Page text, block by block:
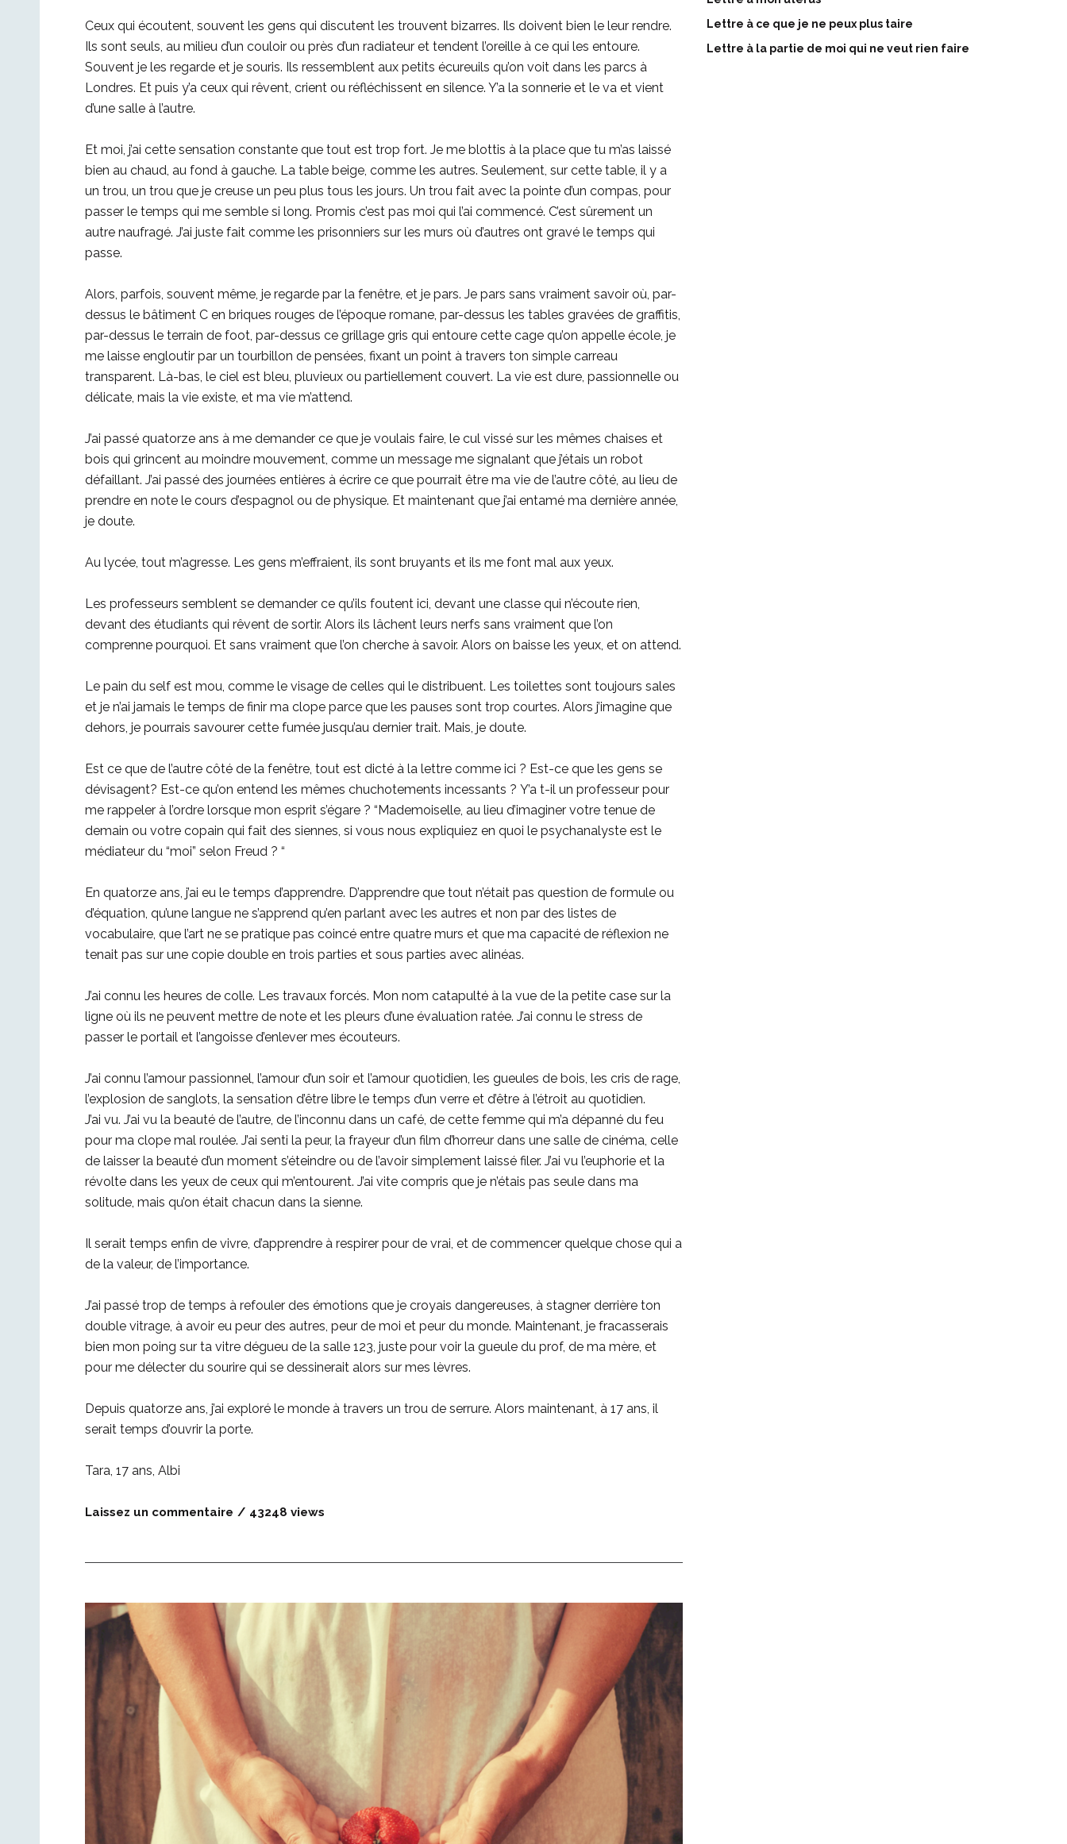
Ceux qui écoutent, souvent les gens qui discutent les trouvent bizarres. Ils doivent bien le leur rendre.
Ils sont seuls, au milieu d’un couloir ou près d’un radiateur et tendent l’oreille à ce qui les entoure.
Souvent je les regarde et je souris. Ils ressemblent aux petits écureuils qu’on voit dans les parcs à
Londres. Et puis y’a ceux qui rêvent, crient ou réfléchissent en silence. Y’a la sonnerie et le va et vient
d’une salle à l’autre.
Et moi, j’ai cette sensation constante que tout est trop fort. Je me blottis à la place que tu m’as laissé
bien au chaud, au fond à gauche. La table beige, comme les autres. Seulement, sur cette table, il y a
un trou, un trou que je creuse un peu plus tous les jours. Un trou fait avec la pointe d’un compas, pour
passer le temps qui me semble si long. Promis c’est pas moi qui l’ai commencé. C’est sûrement un
autre naufragé. J’ai juste fait comme les prisonniers sur les murs où d’autres ont gravé le temps qui
passe.
Alors, parfois, souvent même, je regarde par la fenêtre, et je pars. Je pars sans vraiment savoir où, par-
dessus le bâtiment C en briques rouges de l’époque romane, par-dessus les tables gravées de graffitis,
par-dessus le terrain de foot, par-dessus ce grillage gris qui entoure cette cage qu’on appelle école, je
me laisse engloutir par un tourbillon de pensées, fixant un point à travers ton simple carreau
transparent. Là-bas, le ciel est bleu, pluvieux ou partiellement couvert. La vie est dure, passionnelle ou
délicate, mais la vie existe, et ma vie m’attend.
J’ai passé quatorze ans à me demander ce que je voulais faire, le cul vissé sur les mêmes chaises et
bois qui grincent au moindre mouvement, comme un message me signalant que j’étais un robot
défaillant. J’ai passé des journées entières à écrire ce que pourrait être ma vie de l’autre côté, au lieu de
prendre en note le cours d’espagnol ou de physique. Et maintenant que j’ai entamé ma dernière année,
je doute.
Au lycée, tout m’agresse. Les gens m’effraient, ils sont bruyants et ils me font mal aux yeux.
Les professeurs semblent se demander ce qu’ils foutent ici, devant une classe qui n’écoute rien,
devant des étudiants qui rêvent de sortir. Alors ils lâchent leurs nerfs sans vraiment que l’on
comprenne pourquoi. Et sans vraiment que l’on cherche à savoir. Alors on baisse les yeux, et on attend.
Le pain du self est mou, comme le visage de celles qui le distribuent. Les toilettes sont toujours sales
et je n’ai jamais le temps de finir ma clope parce que les pauses sont trop courtes. Alors j’imagine que
dehors, je pourrais savourer cette fumée jusqu’au dernier trait. Mais, je doute.
Est ce que de l’autre côté de la fenêtre, tout est dicté à la lettre comme ici ? Est-ce que les gens se
dévisagent? Est-ce qu’on entend les mêmes chuchotements incessants ? Y’a t-il un professeur pour
me rappeler à l’ordre lorsque mon esprit s’égare ? “Mademoiselle, au lieu d’imaginer votre tenue de
demain ou votre copain qui fait des siennes, si vous nous expliquiez en quoi le psychanalyste est le
médiateur du “moi” selon Freud ? “
En quatorze ans, j’ai eu le temps d’apprendre. D’apprendre que tout n’était pas question de formule ou
d’équation, qu’une langue ne s’apprend qu’en parlant avec les autres et non par des listes de
vocabulaire, que l’art ne se pratique pas coincé entre quatre murs et que ma capacité de réflexion ne
tenait pas sur une copie double en trois parties et sous parties avec alinéas.
J’ai connu les heures de colle. Les travaux forcés. Mon nom catapulté à la vue de la petite case sur la
ligne où ils ne peuvent mettre de note et les pleurs d’une évaluation ratée. J’ai connu le stress de
passer le portail et l’angoisse d’enlever mes écouteurs.
J’ai connu l’amour passionnel, l’amour d’un soir et l’amour quotidien, les gueules de bois, les cris de rage,
l’explosion de sanglots, la sensation d’être libre le temps d’un verre et d’être à l’étroit au quotidien.
J’ai vu. J’ai vu la beauté de l’autre, de l’inconnu dans un café, de cette femme qui m’a dépanné du feu
pour ma clope mal roulée. J’ai senti la peur, la frayeur d’un film d’horreur dans une salle de cinéma, celle
de laisser la beauté d’un moment s’éteindre ou de l’avoir simplement laissé filer. J’ai vu l’euphorie et la
révolte dans les yeux de ceux qui m’entourent. J’ai vite compris que je n’étais pas seule dans ma
solitude, mais qu’on était chacun dans la sienne.
Il serait temps enfin de vivre, d’apprendre à respirer pour de vrai, et de commencer quelque chose qui a
de la valeur, de l’importance.
J’ai passé trop de temps à refouler des émotions que je croyais dangereuses, à stagner derrière ton
double vitrage, à avoir eu peur des autres, peur de moi et peur du monde. Maintenant, je fracasserais
bien mon poing sur ta vitre dégueu de la salle 123, juste pour voir la gueule du prof, de ma mère, et
pour me délecter du sourire qui se dessinerait alors sur mes lèvres.
Depuis quatorze ans, j’ai exploré le monde à travers un trou de serrure. Alors maintenant, à 17 ans, il
serait temps d’ouvrir la porte.
Tara, 17 ans, Albi
Laissez un commentaire 43248 views
Lettre à ce que je ne peux plus taire
Lettre à la partie de moi qui ne veut rien faire